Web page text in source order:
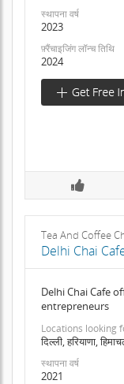
स्थापना वर्ष
2023
फ़्रैंचाइजिंग लॉन्च तिथि
2024
Tea And Coffee
Delhi Chai
Delhi Chai Cafe
entrepreneurs
Locations looking
दिल्ली, हरियाणा,
स्थापना वर्ष
2021